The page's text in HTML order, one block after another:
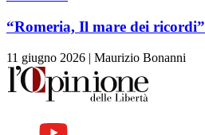
“Romeria, Il mare dei ricordi”
11 giugno 2026 | Maurizio Bonanni